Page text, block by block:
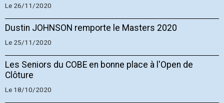
Le 26/11/2020
Dustin JOHNSON remporte le Masters 2020
Le 25/11/2020
Les Seniors du COBE en bonne place à l'Open de
Clôture
Le 18/10/2020